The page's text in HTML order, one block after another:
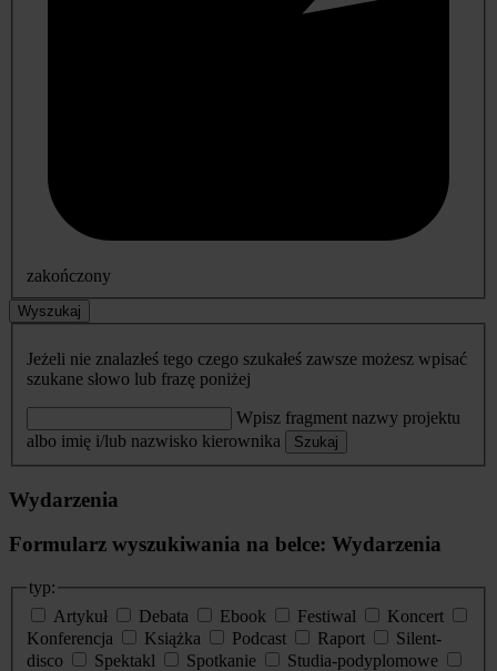
zakończony
Wyszukaj
Jeżeli nie znalazłeś tego czego szukałeś zawsze możesz wpisać
szukane słowo lub frazę poniżej
Wpisz fragment nazwy projektu
albo imię i/lub nazwisko kierownika
Szukaj
Wydarzenia
Formularz wyszukiwania na belce: Wydarzenia
typ:
Artykuł
Debata Ebook Festiwal
Koncert
Konferencja
Książka Podcast Raport
Silent-
disco
Spektakl Spotkanie
Studia-podyplomowe